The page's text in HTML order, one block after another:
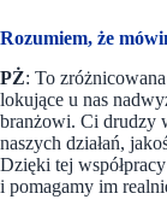
Rozumiem, że
PŻ: To
lokujące u nas
branżowi. Ci drudzy
naszych działań,
Dzięki tej
i pomagamy im